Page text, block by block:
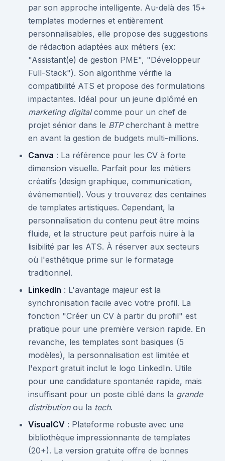
par son approche intelligente. Au-delà des 15+
templates modernes et entièrement
personnalisables, elle propose des suggestions
de rédaction adaptées aux métiers (ex:
"Assistant(e) de gestion PME", "Développeur
Full-Stack"). Son algorithme vérifie la
compatibilité ATS et propose des formulations
impactantes. Idéal pour un jeune diplômé en
marketing digitalcomme pour un chef de
projet sénior dans le BTPcherchant à mettre
en avant la gestion de budgets multi-millions.
Canva : La référence pour les CV à forte
dimension visuelle. Parfait pour les métiers
créatifs (design graphique, communication,
événementiel). Vous y trouverez des centaines
de templates artistiques. Cependant, la
personnalisation du contenu peut être moins
fluide, et la structure peut parfois nuire à la
lisibilité par les ATS. À réserver aux secteurs
où l'esthétique prime sur le formatage
traditionnel.
LinkedIn : L'avantage majeur est la
synchronisation facile avec votre profil. La
fonction "Créer un CV à partir du profil" est
pratique pour une première version rapide. En
revanche, les templates sont basiques (5
modèles), la personnalisation est limitée et
l'export gratuit inclut le logo LinkedIn. Utile
pour une candidature spontanée rapide, mais
insuffisant pour un poste ciblé dans la grande
distributionou la tech.
VisualCV : Plateforme robuste avec une
bibliothèque impressionnante de templates
(20+). La version gratuite offre de bonnes